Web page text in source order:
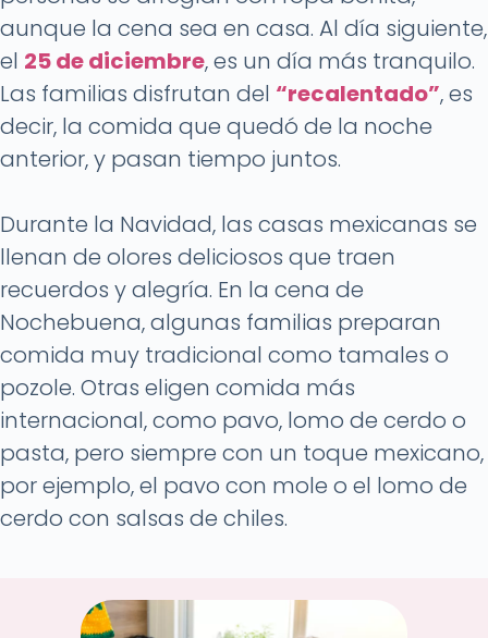
aunque la cena sea en casa. Al día siguiente,
el 25 de diciembre, es un día más tranquilo.
Las familias disfrutan del “recalentado”, es
decir, la comida que quedó de la noche
anterior, y pasan tiempo juntos.
Durante la Navidad, las casas mexicanas se
llenan de olores deliciosos que traen
recuerdos y alegría. En la cena de
Nochebuena, algunas familias preparan
comida muy tradicional como tamales o
pozole. Otras eligen comida más
internacional, como pavo, lomo de cerdo o
pasta, pero siempre con un toque mexicano,
por ejemplo, el pavo con mole o el lomo de
cerdo con salsas de chiles.